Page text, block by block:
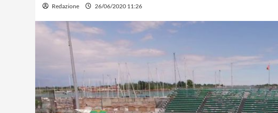
Redazione 26/06/2020 11:26